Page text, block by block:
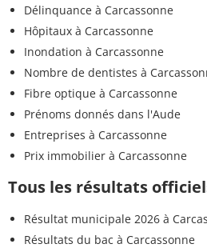
Délinquance à Carcassonne
Hôpitaux à Carcassonne
Inondation à Carcassonne
Nombre de dentistes à
Fibre optique à Carcassonne
Prénoms donnés dans l'Aude
Entreprises à Carcassonne
Prix immobilier à Carcassonne
Tous les résultats
Résultat municipale 2026 à
Résultats du bac à Carcassonne